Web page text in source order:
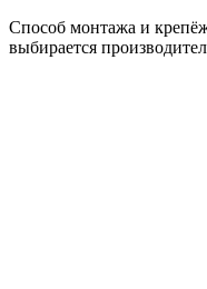
Способ монтажа и
выбирается